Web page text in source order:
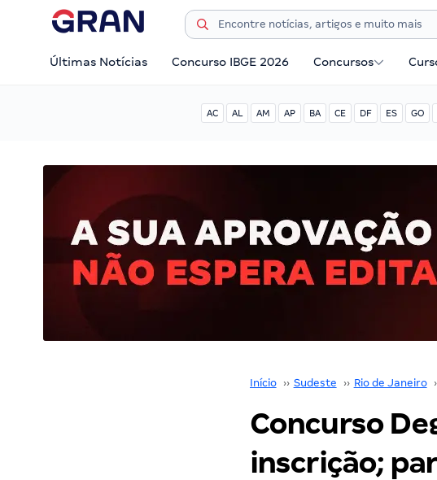
Últimas Notícias Concurso IBGE 2026 Concursos
AC AL AM AP BA CE DF ES GO
Início ›› Sudeste ›› Rio de Janeiro
Concurso
inscrição;